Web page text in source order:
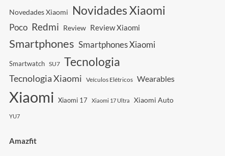
Novedades Xiaomi Novidades Xiaomi
Poco Redmi Review Review Xiaomi
Smartphones Smartphones Xiaomi
Smartwatch SU7 Tecnologia
Tecnologia Xiaomi Veículos Elétricos Wearables
Xiaomi Xiaomi 17 Xiaomi 17 Ultra Xiaomi Auto
YU7
Amazfit